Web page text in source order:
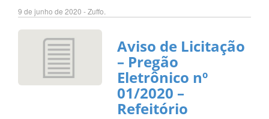
9 de junho de 2020 - Zuffo.
Aviso de Licitação
– Pregão
Eletrônico nº
01/2020 –
Refeitório